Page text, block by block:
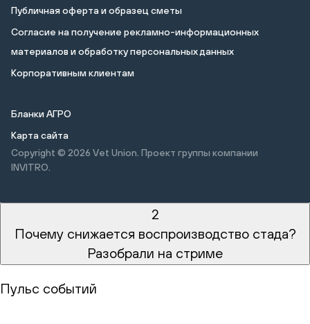
Публичная оферта и образец сметы
Cогласие на получение рекламно-информационных
материалов и обработку персональных данных
Корпоративным клиентам
Бланки АГРО
Карта сайта
Copyright © 2026 Vet Union. Проект группы компании
INVITRO.
2
Почему снижается воспроизводство стада?
Разобрали на стриме
Пульс событий